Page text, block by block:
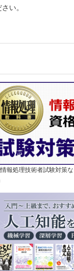
い。
情報処理技術者試験対策